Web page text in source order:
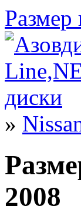
Размер
»
2008